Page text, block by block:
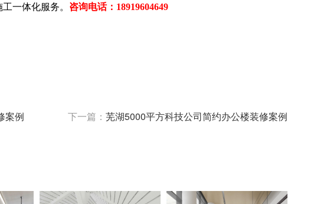
工一体化服务。 咨询电话：18919604649
案例 下一篇： 芜湖5000平方科技公司简约办公楼装修案例